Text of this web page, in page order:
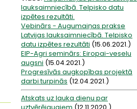
lauksaimniecībā. Telpisko datu
izpētes rezultāti.
Vebinārs - Augumaiņas prakse
Latvijas lauksaimniecībā. Telpisko
datu izpētes rezultāti (15.06.2021.)
EIP-Agri seminārs: Eiropai-veselu
augsni (15.04.2021.)
Progresīvās augkopības projektā
darbi turpinās (12.04.2021.)
Atskats uz lauka dienu par